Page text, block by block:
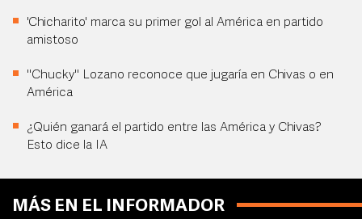
'Chicharito' marca su primer gol al América en partido
amistoso
"Chucky" Lozano reconoce que jugaría en Chivas o en
América
¿Quién ganará el partido entre las América y Chivas?
Esto dice la IA
MÁS EN EL INFORMADOR